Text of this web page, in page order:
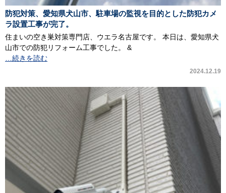
防犯対策、愛知県犬山市、駐車場の監視を目的とした防犯カメ
ラ設置工事が完了。
住まいの空き巣対策専門店、ウエラ名古屋です。 本日は、愛知県犬
山市での防犯リフォーム工事でした。 &
…続きを読む
2024.12.19